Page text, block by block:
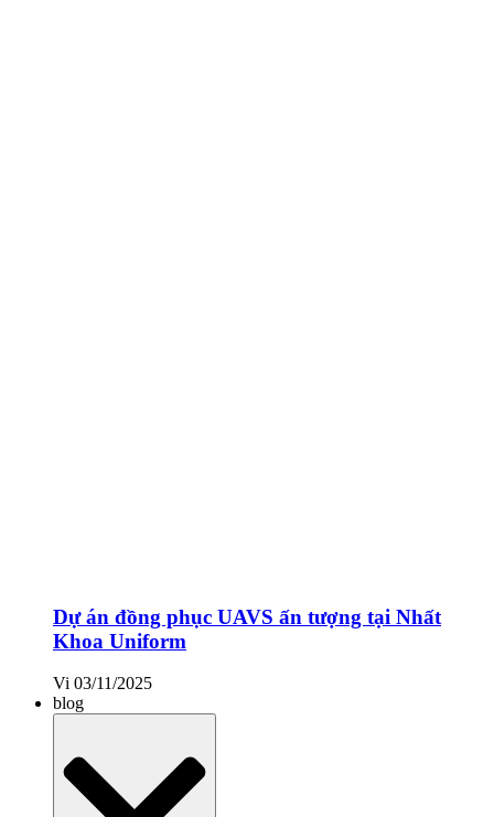
Dự án đồng phục UAVS ấn tượng tại Nhất
Khoa Uniform
Vi 03/11/2025
blog